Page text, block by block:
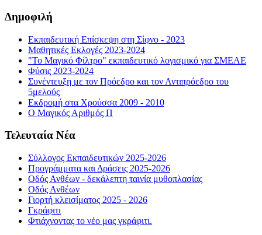
Δημοφιλή
Εκπαιδευτική Επίσκεψη στη Σίφνο - 2023
Μαθητικές Εκλογές 2023-2024
"Το Μαγικό Φίλτρο" εκπαιδευτικό λογισμικό για ΣΜΕΑΕ
Φύσις 2023-2024
Συνέντευξη με τον Πρόεδρο και τον Αντιπρόεδρο του
5μελούς
Εκδρομή στα Χρούσσα 2009 - 2010
Ο Μαγικός Αριθμός Π
Τελευταία Νέα
Σύλλογος Εκπαιδευτικών 2025-2026
Προγράμματα και Δράσεις 2025-2026
Οδός Ανθέων - δεκάλεπτη ταινία μυθοπλασίας
Οδός Ανθέων
Γιορτή κλεισίματος 2025 - 2026
Γκράφιτι
Φτιάχνοντας το νέο μας γκράφιτι.